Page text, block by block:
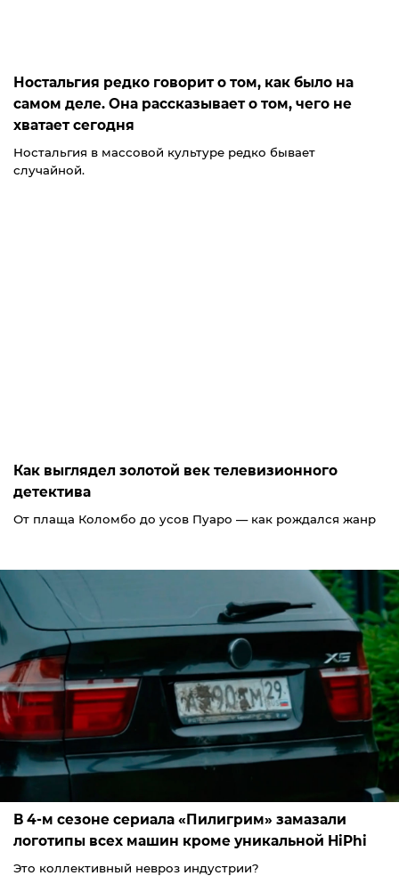
Ностальгия редко говорит о том, как было на
самом деле. Она рассказывает о том, чего не
хватает сегодня
Ностальгия в массовой культуре редко бывает
случайной.
Как выглядел золотой век телевизионного
детектива
От плаща Коломбо до усов Пуаро — как рождался жанр
В 4-м сезоне сериала «Пилигрим» замазали
логотипы всех машин кроме уникальной HiPhi
Это коллективный невроз индустрии?